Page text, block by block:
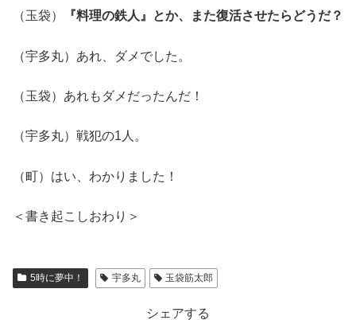
（玉袋） 『料理の鉄人』とか、また復活させたらどうだ？
（宇多丸）あれ、ダメでした。
（玉袋）あれもダメだったんだ！
（宇多丸）戦犯の1人。
（町）はい、わかりました！
＜書き起こしおわり＞
5時に夢中！ 宇多丸 玉袋筋太郎
シェアする